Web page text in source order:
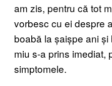
am zis, pentru că tot
vorbesc cu ei despre
boabă la șaișpe ani
miu s-a prins imediat,
simptomele.